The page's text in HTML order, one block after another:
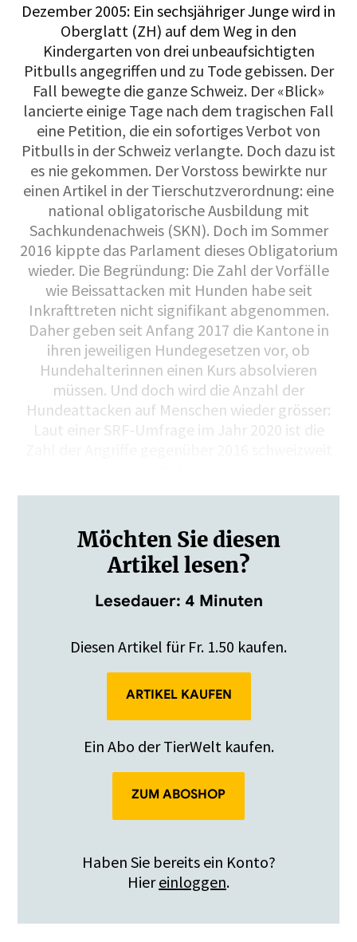
Dezember 2005: Ein sechsjähriger Junge wird in
Oberglatt (ZH) auf dem Weg in den
Kindergarten von drei unbeaufsichtigten
Pitbulls angegriffen und zu Tode gebissen. Der
Fall bewegte die ganze Schweiz. Der «Blick»
lancierte einige Tage nach dem tragischen Fall
eine Petition, die ein sofortiges Verbot von
Pitbulls in der Schweiz verlangte. Doch dazu ist
es nie gekommen. Der Vorstoss bewirkte nur
einen Artikel in der Tierschutzverordnung: eine
national obligatorische Ausbildung mit
Sachkundenachweis (SKN). Doch im Sommer
2016 kippte das Parlament dieses Obligatorium
wieder. Die Begründung: Die Zahl der Vorfälle
wie Beissattacken mit Hunden habe seit
Inkrafttreten nicht signifikant abgenommen.
Daher geben seit Anfang 2017 die Kantone in
ihren jeweiligen Hundegesetzen vor, ob
Hundehalterinnen einen Kurs absolvieren
müssen. Und doch wird die Anzahl der
Hundeattacken auf Menschen wieder grösser:
Laut einer SRF-Umfrage im Jahr 2020 ist die
Möchten Sie diesen
Artikel lesen?
Lesedauer: 4 Minuten
Diesen Artikel für Fr. 1.50 kaufen.
ARTIKEL KAUFEN
Ein Abo der TierWelt kaufen.
ZUM ABOSHOP
Haben Sie bereits ein Konto?
Hiereinloggen.